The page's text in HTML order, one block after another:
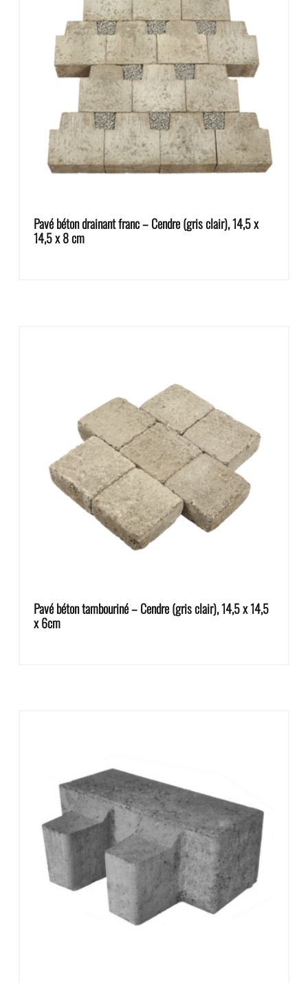
Pavé béton drainant franc – Cendre (gris clair), 14,5 x
14,5 x 8 cm
Pavé béton tambouriné – Cendre (gris clair), 14,5 x 14,5
x 6cm